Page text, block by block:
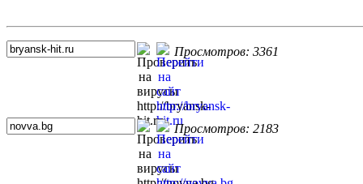
Просмотров: 3361
Просмотров: 2183